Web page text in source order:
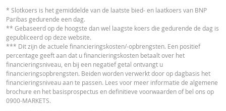
actuele of toekomstige handelskoersen weer. De calculator gaat uit van een
gelijkblijvend financieringskostenpercentage terwijl dit percentage in
werkelijkheid doorlopend kan veranderen. De rendementen van producten
een onderliggende waarde die niet in euro noteert, kunnen worden
door wisselkoerseffecten. De calculator houdt geen rekening met het
tussen bied- en laatprijzen (de spread), eventuele dividenden of
dividendbelasting. De invloed van het periodiek doorrollen van futures
in de calculator buiten beschouwing gelaten. Ook door afrondingen kunnen
getoonde waarden afwijken van de ontwikkelingen van waarden in de
werkelijkheid.
FINANCIEEL OVERZICHT
Financial Information
Cost Report
* Slotkoers is het gemiddelde van de laatste bied- en laatkoers van BNP
Paribas gedurende een dag.
** Gebaseerd op de hoogste dan wel laagste koers die gedurende de dag is
gepubliceerd op deze website.
*** Dit zijn de actuele financieringskosten/-opbrengsten. Een positief
percentage geeft aan dat u financieringskosten betaalt over het
financieringsniveau, en bij een negatief getal ontvangt u
financieringsopbrengsten. Beiden worden verwerkt door op dagbasis het
financieringsniveau aan te passen. Lees voor meer informatie de algemene
brochure en het basisprospectus en definitieve voorwaarden of bel ons op
0900-MARKETS.